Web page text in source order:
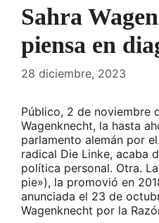
Sahra
piensa en
28 diciembre, 2023
Público, 2 de noviembre
Wagenknecht, la hasta
parlamento alemán por
radical Die Linke, acaba
política personal. Otra.
pie»), la promovió en
anunciada el 23 de
Wagenknecht por la